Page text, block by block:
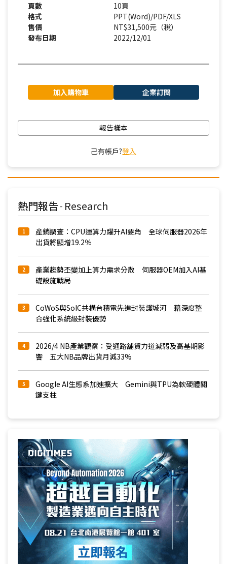
頁數
10頁
格式
PPT(Word)/PDF/XLS
售價
NT$31,500元（稅）
發布日期
2022/12/01
加入購物車 企業訂閱
報告樣本
己有帳戶?登入
熱門報告 - Research
1
產銷調查：CPU運算力躍升AI要角 全球伺服器2026年
出貨將顯增19.2％
2
產業趨勢丕變加上算力需求分散 伺服器OEM加入AI基
礎設施戰局
3
CoWoS與SoIC共構台積電先進封裝護城河 藉深度整
合強化系統級封裝優勢
4
2026/4 NB產業觀察：受通路舖貨力道減弱及高基期影
響 五大NB品牌出貨月減33%
5
Google AI生態系加速擴大 Gemini與TPU為軟硬體關
鍵支柱